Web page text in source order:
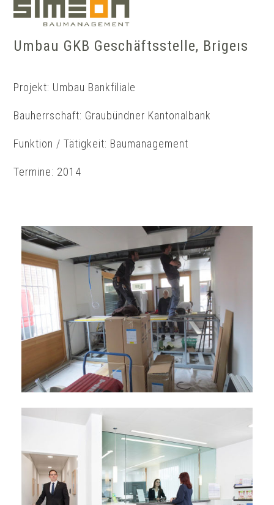
Skip
contentUmbau GKB Geschäftsstelle, Brigels
Projekt: Umbau Bankfiliale
Bauherrschaft: Graubündner Kantonalbank
Funktion / Tätigkeit: Baumanagement
Termine: 2014